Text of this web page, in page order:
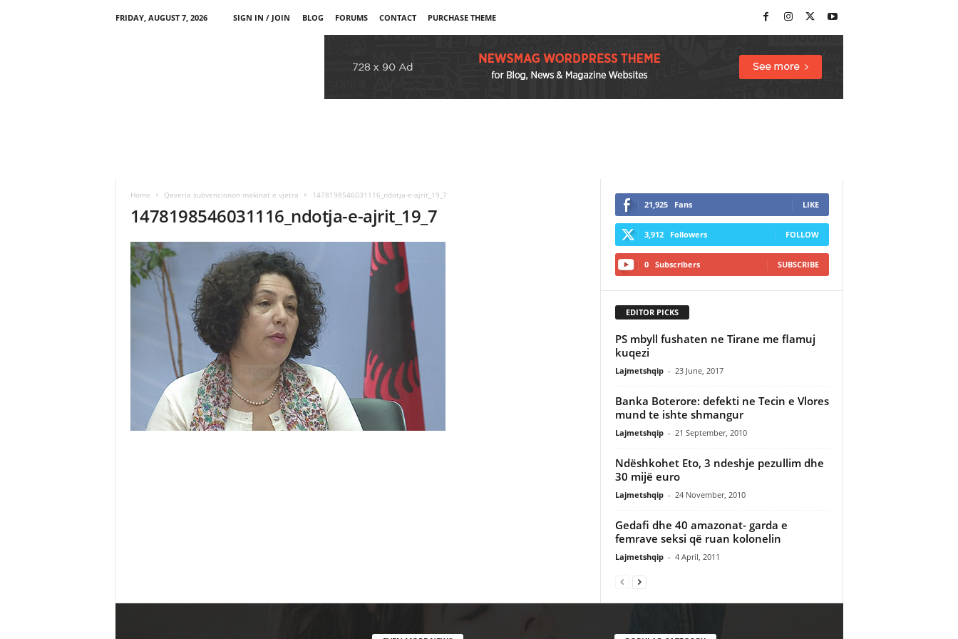
FRIDAY, AUGUST 7, 2026 SIGN IN / JOIN BLOG FORUMS CONTACT PURCHASE THEME
Home Qeveria subvencionon makinat e vjetra 1478198546031116_ndotja-e-ajrit_19_7
1478198546031116_ndotja-e-ajrit_19_7 21,925 Fans LIKE
3,912 Followers FOLLOW
0 Subscribers SUBSCRIBE
EDITOR PICKS
PS mbyll fushaten ne Tirane me flamuj
kuqezi
Lajmetshqip - 23 June, 2017
Banka Boterore: defekti ne Tecin e Vlores
mund te ishte shmangur
Lajmetshqip - 21 September, 2010
Ndëshkohet Eto, 3 ndeshje pezullim dhe
30 mijë euro
Lajmetshqip - 24 November, 2010
Gedafi dhe 40 amazonat- garda e
femrave seksi që ruan kolonelin
Lajmetshqip - 4 April, 2011